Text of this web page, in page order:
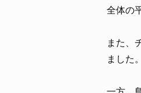
全体の
また、
ました。